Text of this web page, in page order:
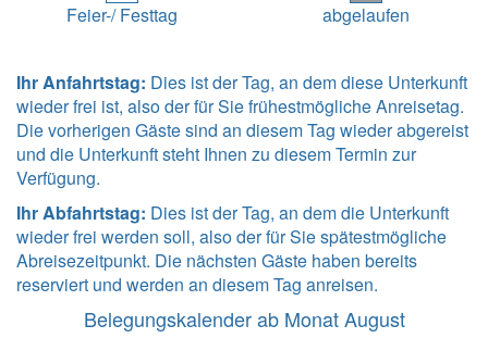
Feier-/ Festtag abgelaufen
Ihr Anfahrtstag: Dies ist der Tag, an dem diese Unterkunft
wieder frei ist, also der für Sie frühestmögliche Anreisetag.
Die vorherigen Gäste sind an diesem Tag wieder abgereist
und die Unterkunft steht Ihnen zu diesem Termin zur
Verfügung.
Ihr Abfahrtstag: Dies ist der Tag, an dem die Unterkunft
wieder frei werden soll, also der für Sie spätestmögliche
Abreisezeitpunkt. Die nächsten Gäste haben bereits
reserviert und werden an diesem Tag anreisen.
Belegungskalender ab Monat August